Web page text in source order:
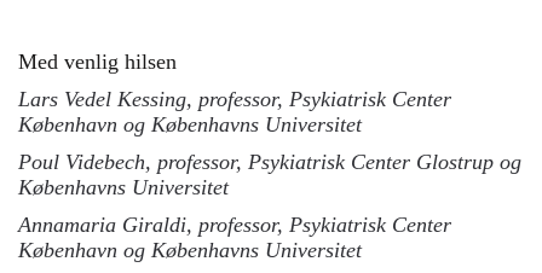
Med venlig hilsen
Lars Vedel Kessing, professor, Psykiatrisk Center
København og Københavns Universitet
Poul Videbech, professor, Psykiatrisk Center Glostrup og
Københavns Universitet
Annamaria Giraldi, professor, Psykiatrisk Center
København og Københavns Universitet